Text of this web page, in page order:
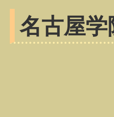
名古屋学